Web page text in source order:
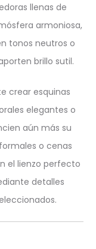
llenas de
armoniosa,
tonos neutros o
brillo sutil.
crear esquinas
elegantes o
aún más su
o cenas
el lienzo perfecto
detalles